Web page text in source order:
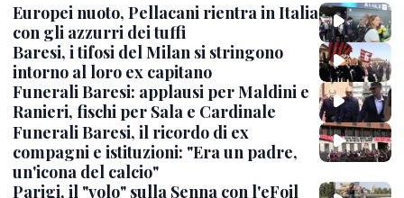
Europei nuoto, Pellacani rientra in Italia
con gli azzurri dei tuffi
Baresi, i tifosi del Milan si stringono
intorno al loro ex capitano
Funerali Baresi: applausi per Maldini e
Ranieri, fischi per Sala e Cardinale
Funerali Baresi, il ricordo di ex
compagni e istituzioni: "Era un padre,
un'icona del calcio"
Parigi, il "volo" sulla Senna con l'eFoil